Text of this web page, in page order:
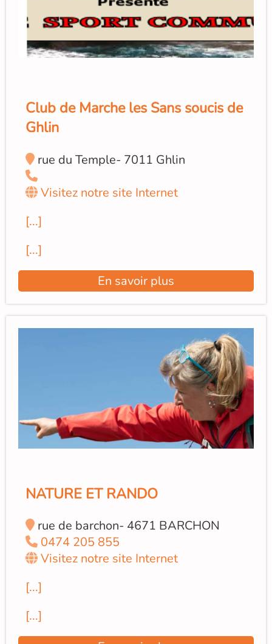
Club de Marche les Sans soucis de
Ghlin
rue du Temple- 7011 Ghlin
Visitez notre site Internet
[...]
[...]
En savoir plus
NATURE ET RANDO
rue de barchon- 4671 BARCHON
0474 205 855
Visitez notre site Internet
[...]
[...]